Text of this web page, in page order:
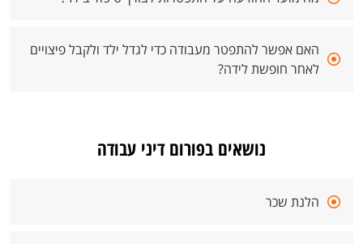
האם אפשר להתפטר מעבודה כדי לגדל ילד ולקבל פיצויים
לאחר חופשת לידה?
נושאים בפורום דיני עבודה
הלנת שכר